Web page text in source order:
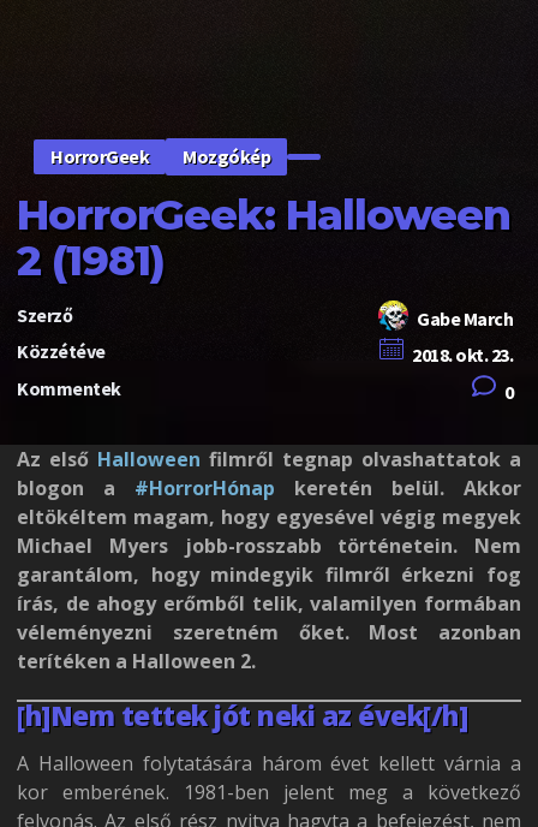
HorrorGeek Mozgókép
HorrorGeek: Halloween
2 (1981)
Szerző
Gabe March
Közzétéve
2018. okt. 23.
Kommentek
0
Az első Halloween filmről tegnap olvashattatok a
blogon a #HorrorHónap keretén belül. Akkor
eltökéltem magam, hogy egyesével végig megyek
Michael Myers jobb-rosszabb történetein. Nem
garantálom, hogy mindegyik filmről érkezni fog
írás, de ahogy erőmből telik, valamilyen formában
véleményezni szeretném őket. Most azonban
terítéken a Halloween 2.
[h]Nem tettek jót neki az évek[/h]
A Halloween folytatására három évet kellett várnia a
kor emberének. 1981-ben jelent meg a következő
felvonás. Az első rész nyitva hagyta a befejezést, nem